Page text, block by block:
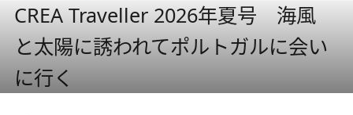
CREA Traveller 2026年夏号 海風
と太陽に誘われてポルトガルに会い
に行く